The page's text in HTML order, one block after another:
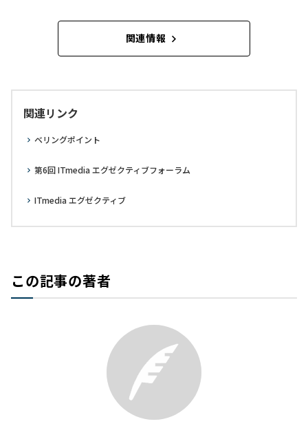
関連情報
関連リンク
ベリングポイント
第6回 ITmedia エグゼクティブフォーラム
ITmedia エグゼクティブ
この記事の著者